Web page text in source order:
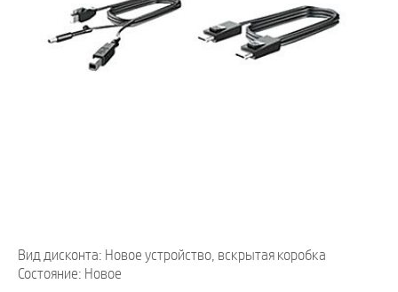
Вид дисконта: Новое устройство, вскрытая коробка
Состояние: Новое